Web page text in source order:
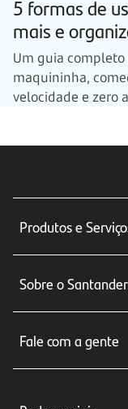
5 formas de
mais e
Um guia
maquininha,
velocidade e zero
Produtos e
Seguros
Crédito e
Sobre o Santander
Fale com a gente